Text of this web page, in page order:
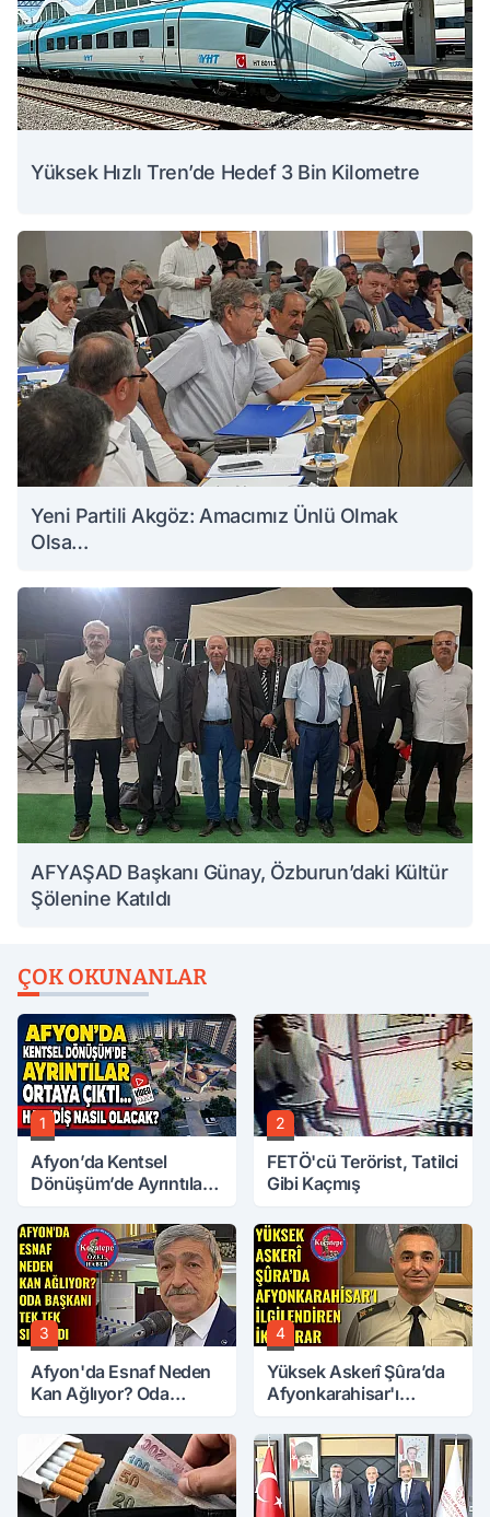
Yüksek Hızlı Tren’de Hedef 3 Bin Kilometre
Yeni Partili Akgöz: Amacımız Ünlü Olmak
Olsa…
AFYAŞAD Başkanı Günay, Özburun’daki Kültür
Şölenine Katıldı
ÇOK OKUNANLAR
1
Afyon’da Kentsel
Dönüşüm’de Ayrıntılar
Nasıl Olacak?
2
FETÖ'cü Terörist, Tatilci
Gibi Kaçmış
3
Afyon'da Esnaf Neden
Kan Ağlıyor? Oda
4
Yüksek Askerî Şûra’da
Afyonkarahisar'ı